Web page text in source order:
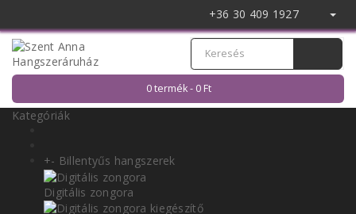
+36 30 409 1927
0 termék - 0 Ft
Kategóriák
+- Billentyűs hangszerek
Digitális zongora